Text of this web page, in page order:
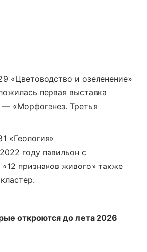
«Цветоводство и озеленение»
первая выставка
— «Морфогенез. Третья
«Геология»
году павильон с
«12 признаков живого» также
откроются до лета 2026